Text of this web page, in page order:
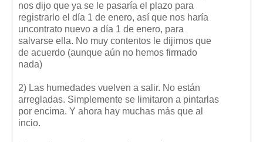
nos dijo que ya se le pasaría el plazo para
registrarlo el día 1 de enero, así que nos haría
uncontrato nuevo a día 1 de enero, para
salvarse ella. No muy contentos le dijimos que
de acuerdo (aunque aún no hemos firmado
nada)
2) Las humedades vuelven a salir. No están
arregladas. Simplemente se limitaron a pintarlas
por encima. Y ahora hay muchas más que al
incio.